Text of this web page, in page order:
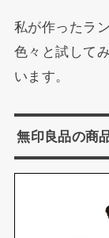
私が作ったラ
色々と試して
います。
無印良品の商